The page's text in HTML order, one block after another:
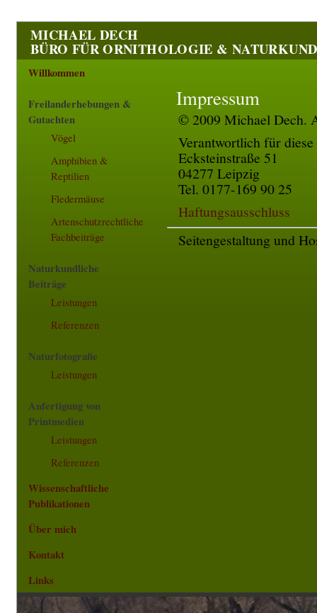
MICHAEL DECH
BÜRO FÜR ORNITHOLOGIE &
Willkommen
Freilanderhebungen &
Gutachten
Vögel
Amphibien &
Reptilien
Fledermäuse
Artenschutzrechtliche
Fachbeiträge
Naturkundliche
Beiträge
Leistungen
Referenzen
Naturfotografie
Leistungen
Anfertigung von
Printmedien
Leistungen
Referenzen
Wissenschaftliche
Publikationen
Über mich
Kontakt
Links
Impressum
© 2009 Michael Dech.
Verantwortlich für
Ecksteinstraße 51
04277 Leipzig
Tel. 0177-169 90 25
Haftungsausschluss
Seitengestaltung und